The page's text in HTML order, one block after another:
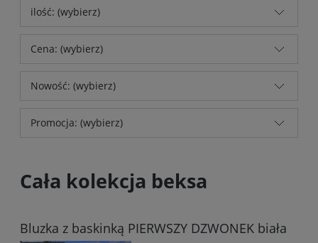
ilość: (wybierz)
Cena: (wybierz)
Nowość: (wybierz)
Promocja: (wybierz)
Cała kolekcja beksa
Bluzka z baskinką PIERWSZY DZWONEK biała